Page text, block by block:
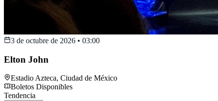
3 de octubre de 2026 • 03:00
Elton John
Estadio Azteca, Ciudad de México
Boletos Disponibles
Tendencia